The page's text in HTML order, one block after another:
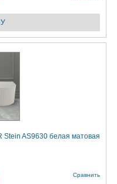
Stein AS9630 белая матовая
Сравнить